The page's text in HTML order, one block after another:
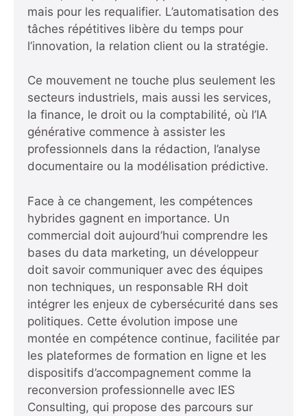
mais pour les requalifier. L’automatisation des
tâches répétitives libère du temps pour
l’innovation, la relation client ou la stratégie.
Ce mouvement ne touche plus seulement les
secteurs industriels, mais aussi les services,
la finance, le droit ou la comptabilité, où l’IA
générative commence à assister les
professionnels dans la rédaction, l’analyse
documentaire ou la modélisation prédictive.
Face à ce changement, les compétences
hybrides gagnent en importance. Un
commercial doit aujourd’hui comprendre les
bases du data marketing, un développeur
doit savoir communiquer avec des équipes
non techniques, un responsable RH doit
intégrer les enjeux de cybersécurité dans ses
politiques. Cette évolution impose une
montée en compétence continue, facilitée par
les plateformes de formation en ligne et les
dispositifs d’accompagnement comme la
reconversion professionnelle avec IES
Consulting, qui propose des parcours sur